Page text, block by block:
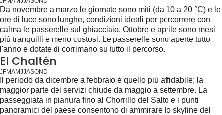
Da novembre a marzo le giornate sono miti (da 10 a 20 °C) e le
ore di luce sono lunghe, condizioni ideali per percorrere con
calma le passerelle sul ghiacciaio. Ottobre e aprile sono mesi
più tranquilli e meno costosi. Le passerelle sono aperte tutto
l'anno e dotate di corrimano su tutto il percorso.
El Chaltén
J FMAMJJASON D
Il periodo da dicembre a febbraio è quello più affidabile; la
maggior parte dei servizi chiude da maggio a settembre. La
passeggiata in pianura fino al Chorrillo del Salto e i punti
panoramici del paese consentono di ammirare lo skyline del